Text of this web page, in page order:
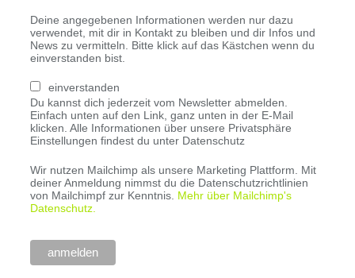
Deine angegebenen Informationen werden nur dazu
verwendet, mit dir in Kontakt zu bleiben und dir Infos und
News zu vermitteln. Bitte klick auf das Kästchen wenn du
einverstanden bist.
einverstanden
Du kannst dich jederzeit vom Newsletter abmelden.
Einfach unten auf den Link, ganz unten in der E-Mail
klicken. Alle Informationen über unsere Privatsphäre
Einstellungen findest du unter Datenschutz
Wir nutzen Mailchimp als unsere Marketing Plattform. Mit
deiner Anmeldung nimmst du die Datenschutzrichtlinien
von Mailchimpf zur Kenntnis. Mehr über Mailchimp's
Datenschutz.